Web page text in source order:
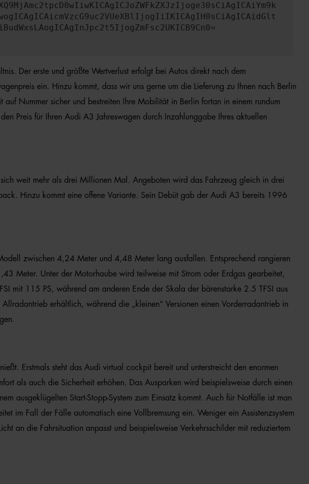
Der erste und größte Wertverlust erfolgt bei Autos direkt nach dem
ein. Hinzu kommt, dass wir uns gerne um die Lieferung zu Ihnen nach Berlin
Nummer sicher und bestreiten Ihre Mobilität in Berlin fortan in einem rundum
Preis für Ihren Audi A3 Jahreswagen durch Inzahlunggabe Ihres aktuellen
weit mehr als drei Millionen Mal. Angeboten wird das Fahrzeug gleich in drei
Hinzu kommt eine offene Variante. Sein Debüt gab der Audi A3 bereits 1996
zwischen 4,24 Meter und 4,48 Meter lang ausfallen. Entsprechend rangieren
Meter. Unter der Motorhaube wird teilweise mit Strom oder Erdgas gearbeitet,
mit 115 PS, während am anderen Ende der Skala der bärenstarke 2.5 TFSI aus
erhältlich, während die „kleinen“ Versionen einen Vorderradantrieb in
Erstmals steht das Audi virtual cockpit bereit und unterstreicht den enormen
als auch die Sicherheit erhöhen. Das Ausparken wird beispielsweise durch einen
ausgeklügelten Start-Stopp-System zum Einsatz kommt. Auch für Notfälle ist man
im Fall der Fälle automatisch eine Vollbremsung ein. Weniger ein Assistenzsystem
an die Fahrsituation anpasst und beispielsweise Verkehrsschilder mit reduziertem